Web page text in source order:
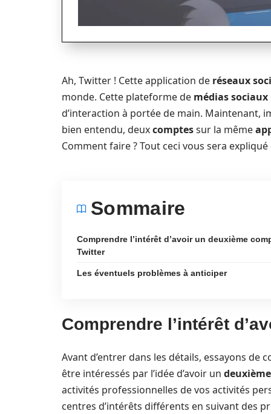
Ah, Twitter ! Cette application de réseaux
monde. Cette plateforme de médias sociaux
d’interaction à portée de main. Maintenant,
bien entendu, deuxcomptessur la même
Comment faire ? Tout ceci vous sera
Sommaire
Comprendre l’intérêt d’avoir un deuxième
Twitter
Les éventuels problèmes à anticiper
Comprendre l’intérêt
Avant d’entrer dans les détails, essayons
être intéressés par l’idée d’avoir un
activités professionnelles de vos activités
centres d’intérêts différents en suivant des